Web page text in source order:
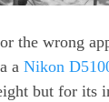
the wrong
a Nikon
but for its